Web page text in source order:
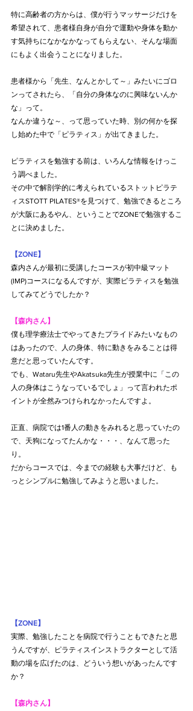
特に高齢者の方からは、僕が行うマッサージだけを
希望されて、患者様自身が自分で運動や身体を動か
す気持ちになかなかなってもらえない、そんな場面
にもよく出会うことになりました。
患者様から「先生、なんとかして～」みたいにゴロ
ンってされたら、「自分の身体なのに興味ないんか
な」って。
なんか違うな～、って思っていた時、別の何かを探
し始めた中で「ピラティス」が出てきました。
ピラティスを勉強する前は、いろんな情報をけっこ
う調べました。
その中で解剖学的に考えられているストットピラテ
ィスSTOTT PILATES®を見つけて、勉強できるところ
が大阪にあるやん、ということでZONEで勉強するこ
とに決めました。
【ZONE】
森内さんが最初に受講したコースが初中級マット
(IMP)コースになるんですが、実際ピラティスを勉強
してみてどうでしたか？
【森内さん】
僕も理学療法士でやってきたプライドみたいなもの
はあったので、人の身体、特に動きをみることは得
意だと思っていたんです。
でも、Wataru先生やAkatsuka先生が授業中に「この
人の身体はこうなっているでしょ」って言われたポ
イントが全然みつけられなかったんですよ。
正直、病院では1番人の動きをみれると思っていたの
で、天狗になってたんかな・・・、なんて思った
り。
だからコースでは、今までの経験も大事だけど、も
っとシンプルに勉強してみようと思いました。
【ZONE】
実際、勉強したことを病院で行うこともできたと思
うんですが、ピラティスインストラクターとして活
動の場を広げたのは、どういう想いがあったんです
か？
【森内さん】